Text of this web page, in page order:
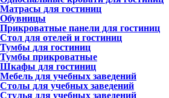
Матрасы для гостиниц
Обувницы
Прикроватные панели для гостиниц
Стол для отелей и гостиниц
Тумбы для гостиниц
Тумбы прикроватные
Шкафы для гостиниц
Мебель для учебных заведений
Столы для учебных заведений
Стулья для учебных заведений